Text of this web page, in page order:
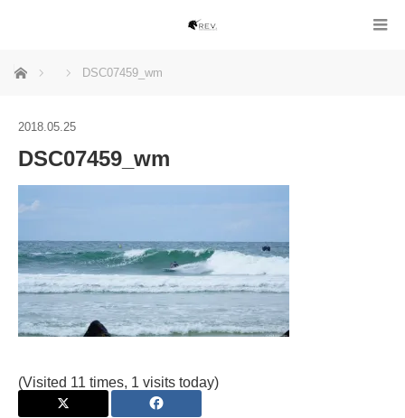
ホーム DSC07459_wm
2018.05.25
DSC07459_wm
(Visited 11 times, 1 visits today)